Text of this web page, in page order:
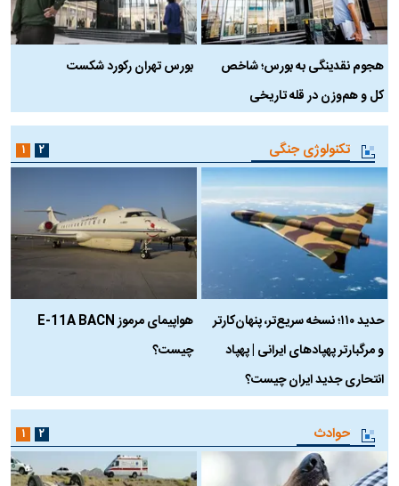
هجوم نقدینگی به بورس؛ شاخص
کل و هم‌وزن در قله تاریخی
بورس تهران رکورد شکست
تکنولوژی جنگی
حدید ۱۱۰؛ نسخه سریع‌تر، پنهان‌کارتر
و مرگبارتر پهپادهای ایرانی | پهپاد
انتحاری جدید ایران چیست؟
هواپیمای مرموز E-11A BACN
چیست؟
۱ ۲
حوادث ۱ ۲